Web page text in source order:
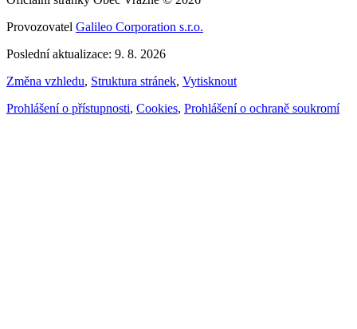
Provozovatel Galileo Corporation s.r.o.
Poslední aktualizace: 9. 8. 2026
Změna vzhledu, Struktura stránek, Vytisknout
Prohlášení o přístupnosti, Cookies, Prohlášení o ochraně soukromí